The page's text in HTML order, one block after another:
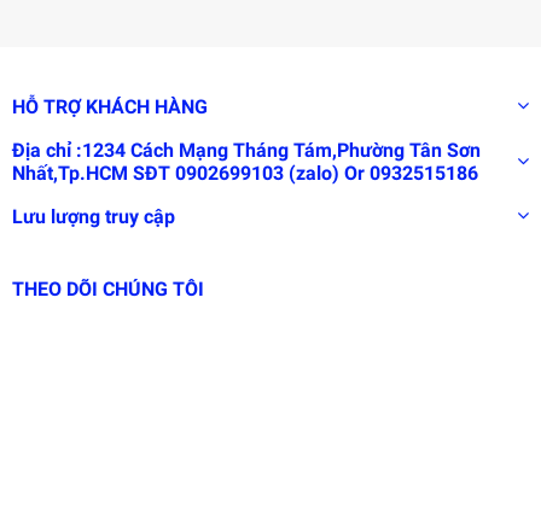
HỖ TRỢ KHÁCH HÀNG
Địa chỉ :1234 Cách Mạng Tháng Tám,Phường Tân Sơn
Nhất,Tp.HCM SĐT 0902699103 (zalo) Or 0932515186
Lưu lượng truy cập
THEO DÕI CHÚNG TÔI